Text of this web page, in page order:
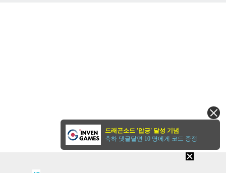
드래곤소드 '압긍' 달성 기념
축하 댓글달면 10 명에게 코드 증정